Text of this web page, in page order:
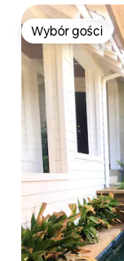
Wybór gości
Wybór gości